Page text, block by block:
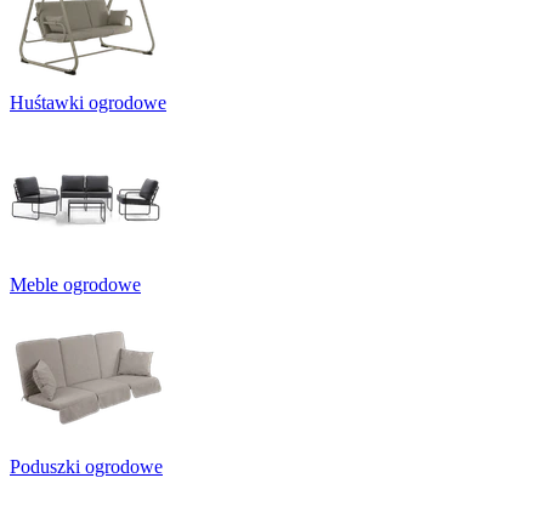
Huśtawki ogrodowe
Meble ogrodowe
Poduszki ogrodowe